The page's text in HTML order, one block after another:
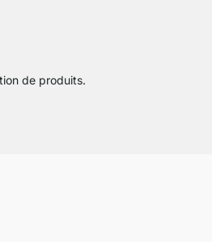
de produits.